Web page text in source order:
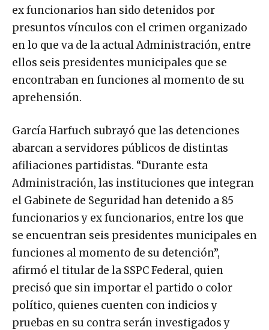
ex funcionarios han sido detenidos por
presuntos vínculos con el crimen organizado
en lo que va de la actual Administración, entre
ellos seis presidentes municipales que se
encontraban en funciones al momento de su
aprehensión.
García Harfuch subrayó que las detenciones
abarcan a servidores públicos de distintas
afiliaciones partidistas. “Durante esta
Administración, las instituciones que integran
el Gabinete de Seguridad han detenido a 85
funcionarios y ex funcionarios, entre los que
se encuentran seis presidentes municipales en
funciones al momento de su detención”,
afirmó el titular de la SSPC Federal, quien
precisó que sin importar el partido o color
político, quienes cuenten con indicios y
pruebas en su contra serán investigados y